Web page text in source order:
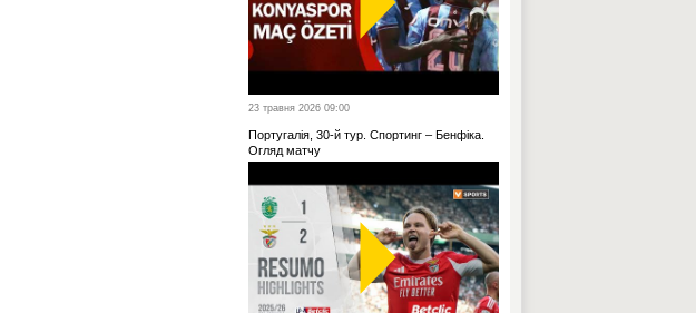
23 травня 2026 09:00
Португалія, 30-й тур. Спортинг – Бенфіка.
Огляд матчу